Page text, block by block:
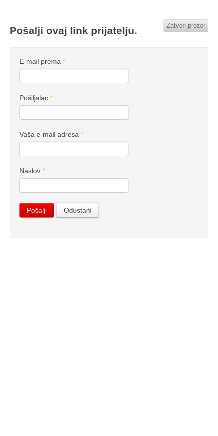
Pošalji ovaj link prijatelju. Zatvori prozor
E-mail prema *
Pošiljalac *
Vaša e-mail adresa *
Naslov *
Pošalji Odustani